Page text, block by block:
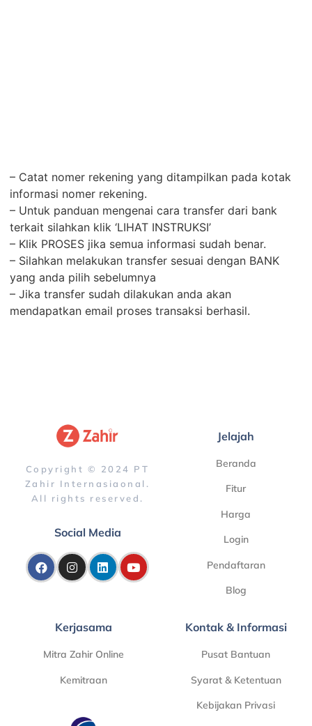
– Catat nomer rekening yang ditampilkan pada kotak
informasi nomer rekening.
– Untuk panduan mengenai cara transfer dari bank
terkait silahkan klik ‘LIHAT INSTRUKSI’
– Klik PROSES jika semua informasi sudah benar.
– Silahkan melakukan transfer sesuai dengan BANK
yang anda pilih sebelumnya
– Jika transfer sudah dilakukan anda akan
mendapatkan email proses transaksi berhasil.
Copyright © 2024 PT
Zahir Internasiaonal.
All rights reserved.
Social Media
Jelajah
Beranda
Fitur
Harga
Login
Pendaftaran
Blog
Kerjasama
Mitra Zahir Online
Kemitraan
Kontak & Informasi
Pusat Bantuan
Syarat & Ketentuan
Kebijakan Privasi